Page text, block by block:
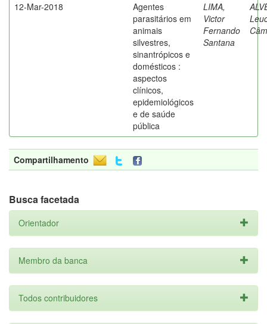
12-Mar-2018
Agentes
parasitários em
animais
silvestres,
sinantrópicos e
domésticos :
aspectos
clínicos,
epidemiológicos
e de saúde
pública
LIMA,
Victor
Fernando
Santana
Compartilhamento
Busca facetada
Orientador
Membro da banca
Todos contribuidores